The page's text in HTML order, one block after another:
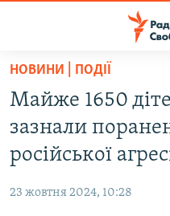
Перейти
основного
матеріалу
Перейти
до
основної
СТАТТІ
РОСІЙСЬКА «ФІЛЬТРАЦІЯ»
НОВИНИ | ПОДІЇ
Майже 1650
зазнали
російської
23 жовтня 2024, 10:28